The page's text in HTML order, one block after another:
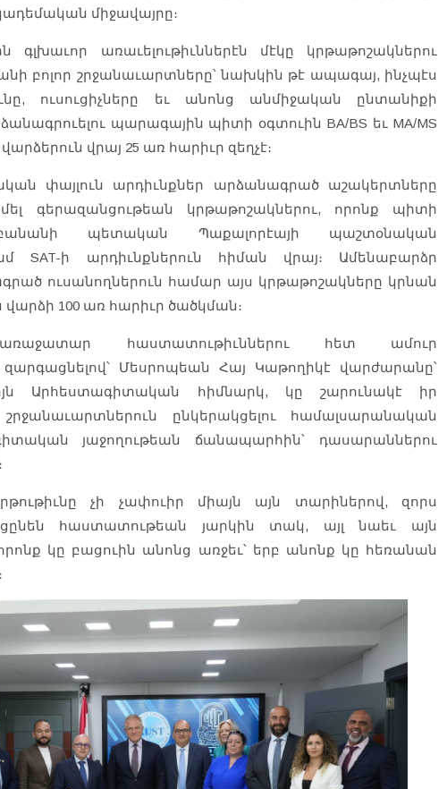
միջավայրը։
գլխաւոր առաւելութիւններէն մէկը կրթաթոշակներու
բոլոր շրջանաւարտները՝ նախկին թէ ապագայ, ինչպէս
ուսուցիչները եւ անոնց անմիջական ընտանիքի
պարագային պիտի օգտուին BA/BS եւ MA/MS
վրայ 25 առ հարիւր զեղչէ։
փայլուն արդիւնքներ արձանագրած աշակերտները
գերազանցութեան կրթաթոշակներու, որոնք պիտի
պետական Պաքալորէայի պաշտօնական
SAT-ի արդիւնքներուն հիման վրայ։ Ամենաբարձր
ուսանողներուն համար այս կրթաթոշակները կրնան
վարձի 100 առ հարիւր ծածկման։
հաստատութիւններու հետ ամուր
զարգացնելով՝ Մեսրոպեան Հայ Կաթողիկէ վարժարանը՝
Արհեստագիտական հիմնարկ, կը շարունակէ իր
շրջանաւարտներուն ընկերակցելու համալսարանական
յաջողութեան ճանապարհին՝ դասարաններու
չի չափուիր միայն այն տարիներով, զորս
հաստատութեան յարկին տակ, այլ նաեւ այն
որոնք կը բացուին անոնց առջեւ՝ երբ անոնք կը հեռանան